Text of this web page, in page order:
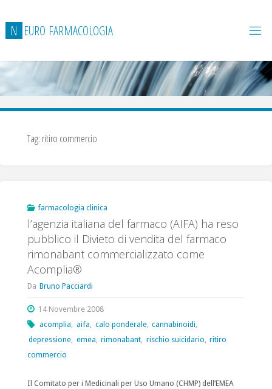
contenuto
N EURO FARMACOLOGIA
Tag: ritiro commercio
farmacologia clinica
l’agenzia italiana del farmaco (AIFA) ha reso
pubblico il Divieto di vendita del farmaco
rimonabant commercializzato come
Acomplia®
Da Bruno Pacciardi
14 Novembre 2008
acomplia, aifa, calo ponderale, cannabinoidi,
depressione, emea, rimonabant, rischio suicidario, ritiro
commercio
Il Comitato per i Medicinali per Uso Umano (CHMP) dell’EMEA